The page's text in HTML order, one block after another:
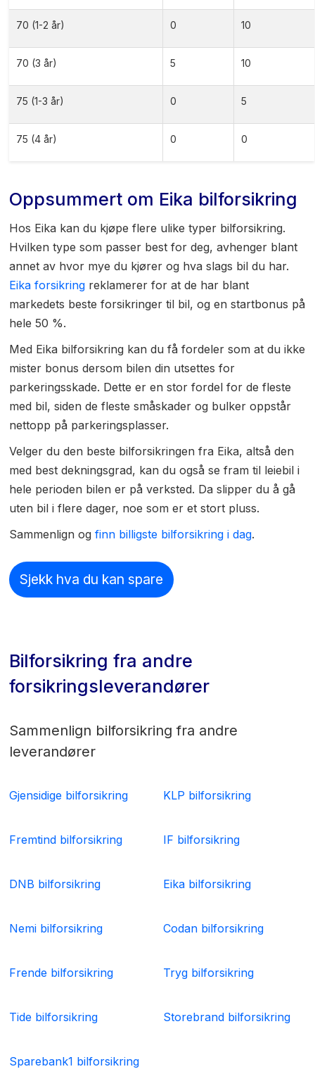
70 (1-2 år) 0 10
70 (3 år) 5 10
75 (1-3 år) 0 5
75 (4 år) 0 0
Oppsummert om Eika bilforsikring
Hos Eika kan du kjøpe flere ulike typer bilforsikring.
Hvilken type som passer best for deg, avhenger blant
annet av hvor mye du kjører og hva slags bil du har.
Eika forsikringreklamerer for at de har blant
markedets beste forsikringer til bil, og en startbonus på
hele 50 %.
Med Eika bilforsikring kan du få fordeler som at du ikke
mister bonus dersom bilen din utsettes for
parkeringsskade. Dette er en stor fordel for de fleste
med bil, siden de fleste småskader og bulker oppstår
nettopp på parkeringsplasser.
Velger du den beste bilforsikringen fra Eika, altså den
med best dekningsgrad, kan du også se fram til leiebil i
hele perioden bilen er på verksted. Da slipper du å gå
uten bil i flere dager, noe som er et stort pluss.
Sammenlign og finn billigste bilforsikring i dag.
Sjekk hva du kan spare
Bilforsikring fra andre
forsikringsleverandører
Sammenlign bilforsikring fra andre
leverandører
Gjensidige bilforsikring KLP bilforsikring
Fremtind bilforsikring IF bilforsikring
DNB bilforsikring Eika bilforsikring
Nemi bilforsikring Codan bilforsikring
Frende bilforsikring Tryg bilforsikring
Tide bilforsikring Storebrand bilforsikring
Sparebank1 bilforsikring